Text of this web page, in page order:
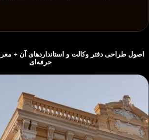
حرفه‌ای